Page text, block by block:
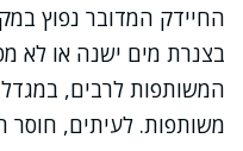
החיידק המדובר נפוץ
בצנרת מים ישנה או לא
המשותפות לרבים,
משותפות. לעיתים, חוסר